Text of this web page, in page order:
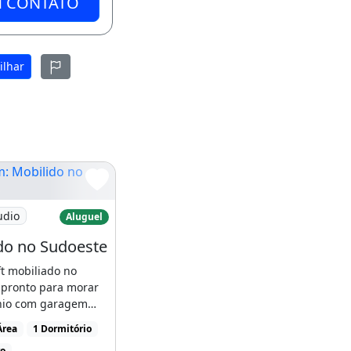
Direto
no Sudoeste
Aluguel
no Sudoeste
mobiliado no
para morar
com garagem
61 99939-5263
1 Dormitório